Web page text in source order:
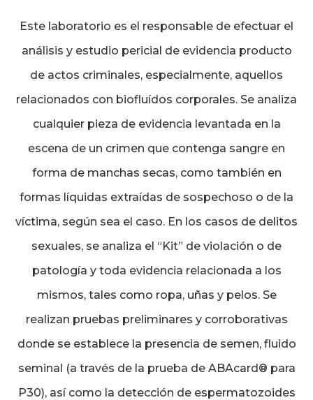
Este laboratorio es el responsable de efectuar el
análisis y estudio pericial de evidencia producto
de actos criminales, especialmente, aquellos
relacionados con biofluídos corporales. Se analiza
cualquier pieza de evidencia levantada en la
escena de un crimen que contenga sangre en
forma de manchas secas, como también en
formas líquidas extraídas de sospechoso o de la
víctima, según sea el caso. En los casos de delitos
sexuales, se analiza el “Kit” de violación o de
patología y toda evidencia relacionada a los
mismos, tales como ropa, uñas y pelos. Se
realizan pruebas preliminares y corroborativas
donde se establece la presencia de semen, fluido
seminal (a través de la prueba de ABAcard® para
P30), así como la detección de espermatozoides